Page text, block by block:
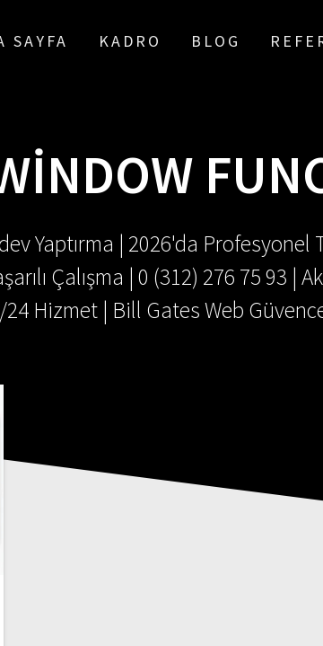
SAYFA KADRO BLOG
Yaptırma | 2026'da Profesyonel
Çalışma | 0 (312) 276 75 93 |
Hizmet | Bill Gates Web